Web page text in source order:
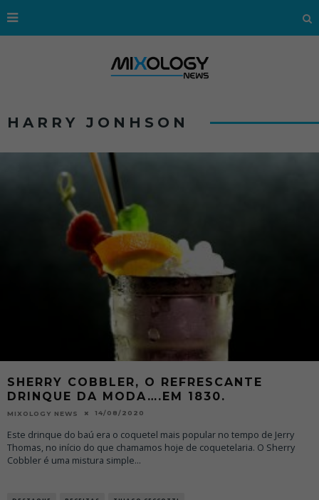
HARRY JONHSON
SHERRY COBBLER, O REFRESCANTE
DRINQUE DA MODA….EM 1830.
MIXOLOGY NEWS 14/08/2020
Este drinque do baú era o coquetel mais popular no tempo de Jerry
Thomas, no início do que chamamos hoje de coquetelaria. O Sherry
Cobbler é uma mistura simple...